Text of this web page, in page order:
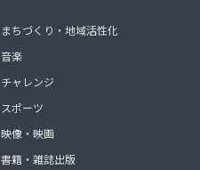
まちづくり・地域活性化
音楽
チャレンジ
スポーツ
映像・映画
書籍・雑誌出版